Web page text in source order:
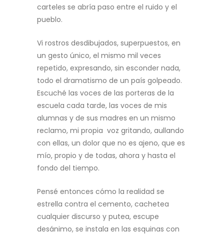
carteles se abría paso entre el ruido y el
pueblo.
Vi rostros desdibujados, superpuestos, en
un gesto único, el mismo mil veces
repetido, expresando, sin esconder nada,
todo el dramatismo de un país golpeado.
Escuché las voces de las porteras de la
escuela cada tarde, las voces de mis
alumnas y de sus madres en un mismo
reclamo, mi propia voz gritando, aullando
con ellas, un dolor que no es ajeno, que es
mío, propio y de todas, ahora y hasta el
fondo del tiempo.
Pensé entonces cómo la realidad se
estrella contra el cemento, cachetea
cualquier discurso y putea, escupe
desánimo, se instala en las esquinas con